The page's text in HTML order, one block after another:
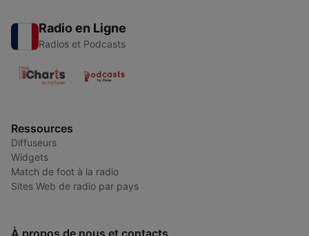
Radio en Ligne
Radios et Podcasts
Ressources
Diffuseurs
Widgets
Match de foot à la radio
Sites Web de radio par pays
À propos de nous et contacts